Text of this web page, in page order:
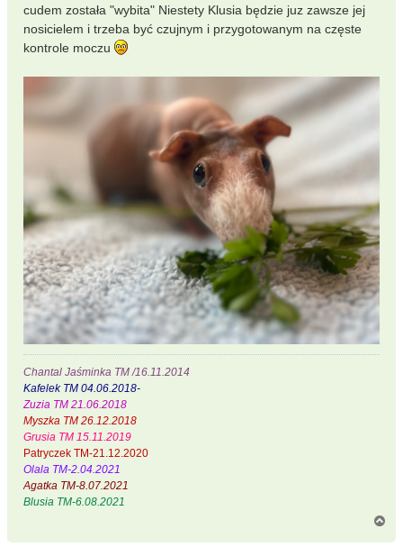
cudem została "wybita" Niestety Klusia będzie juz zawsze jej
nosicielem i trzeba być czujnym i przygotowanym na częste
kontrole moczu
Chantal Jaśminka TM /16.11.2014
Kafelek TM 04.06.2018-
Zuzia TM 21.06.2018
Myszka TM 26.12.2018
Grusia TM 15.11.2019
Patryczek TM-21.12.2020
Olala TM-2.04.2021
Agatka TM-8.07.2021
Blusia TM-6.08.2021